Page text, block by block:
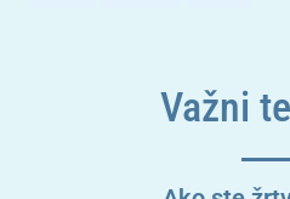
Važni